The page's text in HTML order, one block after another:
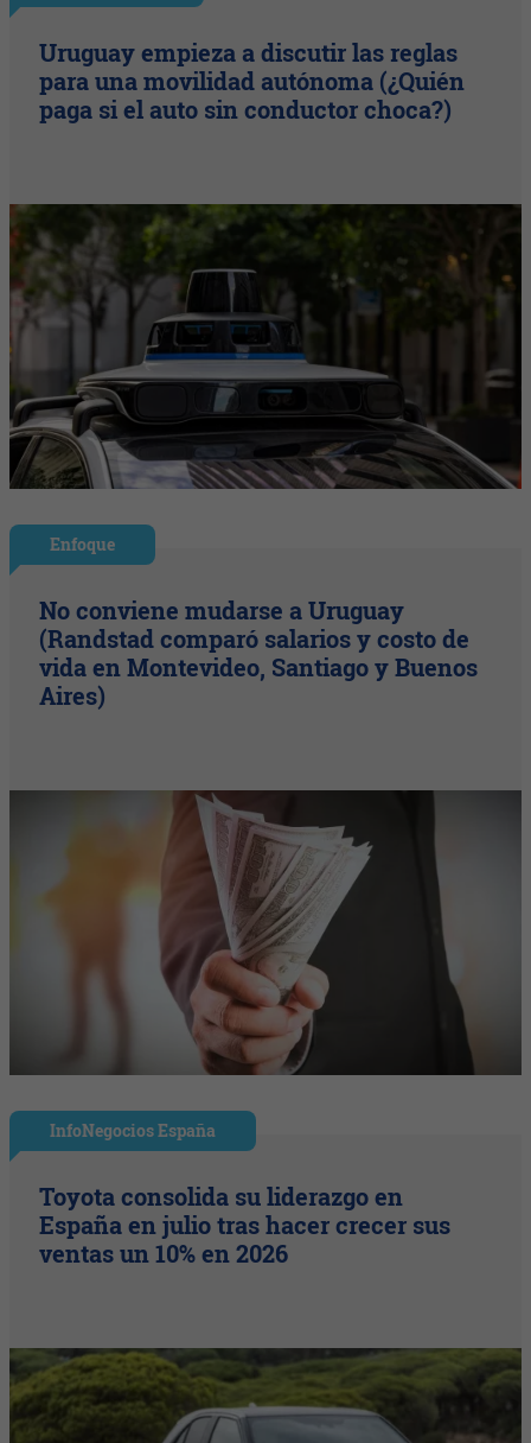
Uruguay empieza a discutir las reglas
para una movilidad autónoma (¿Quién
paga si el auto sin conductor choca?)
Enfoque
No conviene mudarse a Uruguay
(Randstad comparó salarios y costo de
vida en Montevideo, Santiago y Buenos
Aires)
InfoNegocios España
Toyota consolida su liderazgo en
España en julio tras hacer crecer sus
ventas un 10% en 2026